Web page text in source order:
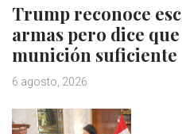
Trump reconoce
armas pero dice que
munición suficiente
6 agosto, 2026